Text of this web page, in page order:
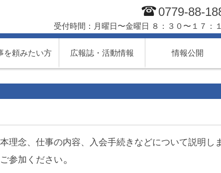
0779-88-
受付時間：月曜日〜金曜日 ８：３０〜１７：
を頼みたい方 広報誌・活動情報 情報公開
理念、仕事の内容、入会手続きなどについて説明し
参加ください。